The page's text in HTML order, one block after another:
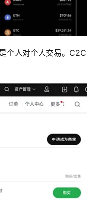
个人对个人交易。